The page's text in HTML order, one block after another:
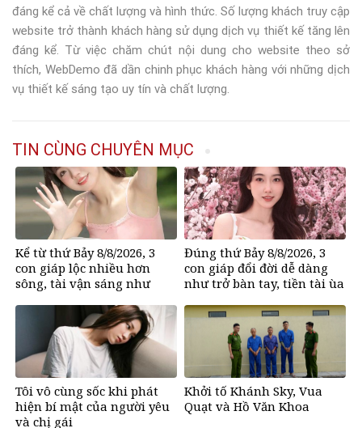
đáng kể cả về chất lượng và hình thức. Số lượng khách truy cập
website trở thành khách hàng sử dụng dịch vụ thiết kế tăng lên
đáng kể. Từ việc chăm chút nội dung cho website theo sở
thích, WebDemo đã dần chinh phục khách hàng với những dịch
vụ thiết kế sáng tạo uy tín và chất lượng.
TIN CÙNG CHUYÊN MỤC
Kể từ thứ Bảy 8/8/2026, 3
con giáp lộc nhiều hơn
sông, tài vận sáng như
Đúng thứ Bảy 8/8/2026, 3
con giáp đổi đời dễ dàng
như trở bàn tay, tiền tài ùa
đến
Tôi vô cùng sốc khi phát
hiện bí mật của người yêu
và chị gái
Khởi tố Khánh Sky, Vua
Quạt và Hồ Văn Khoa